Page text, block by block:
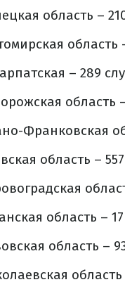
область –
область
– 289
область
Франковская
область –
область –
область –
область